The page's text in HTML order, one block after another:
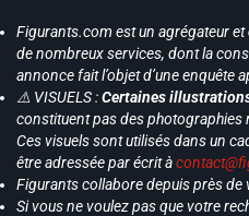
Figurants.com est un agrégateur et
de nombreux services, dont la
annonce fait l’objet d’une
⚠️ VISUELS :Certaines
constituent pas des
Ces visuels sont utilisés dans un
être adressée par écrit à
Figurants collabore depuis près de
Si vous ne voulez pas que votre